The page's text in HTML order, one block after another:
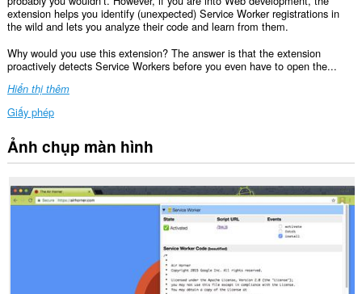
extension helps you identify (unexpected) Service Worker registrations in
the wild and lets you analyze their code and learn from them.
Why would you use this extension? The answer is that the extension
proactively detects Service Workers before you even have to open the...
Hiển thị thêm
Giấy phép
Tiện
ích
rộng
này
Ảnh chụp màn hình